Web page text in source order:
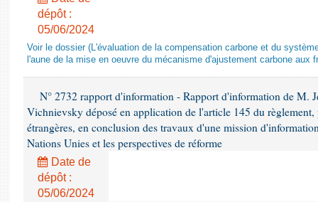
dépôt :
05/06/2024
Voir le dossier (L'évaluation de la compensation carbone et du
l'aune de la mise en oeuvre du mécanisme d'ajustement carbone aux
N° 2732 rapport d'information - Rapport d'information de M.
Vichnievsky déposé en application de l'article 145 du règlement,
étrangères, en conclusion des travaux d'une mission
Nations Unies et les perspectives de réforme
Date de
dépôt :
05/06/2024